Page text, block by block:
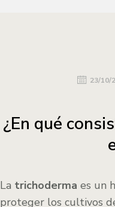
23/10/
¿En qué
La trichoderma es un
proteger los cultivos